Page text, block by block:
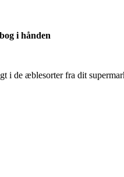
i hånden
i de æblesorter fra dit